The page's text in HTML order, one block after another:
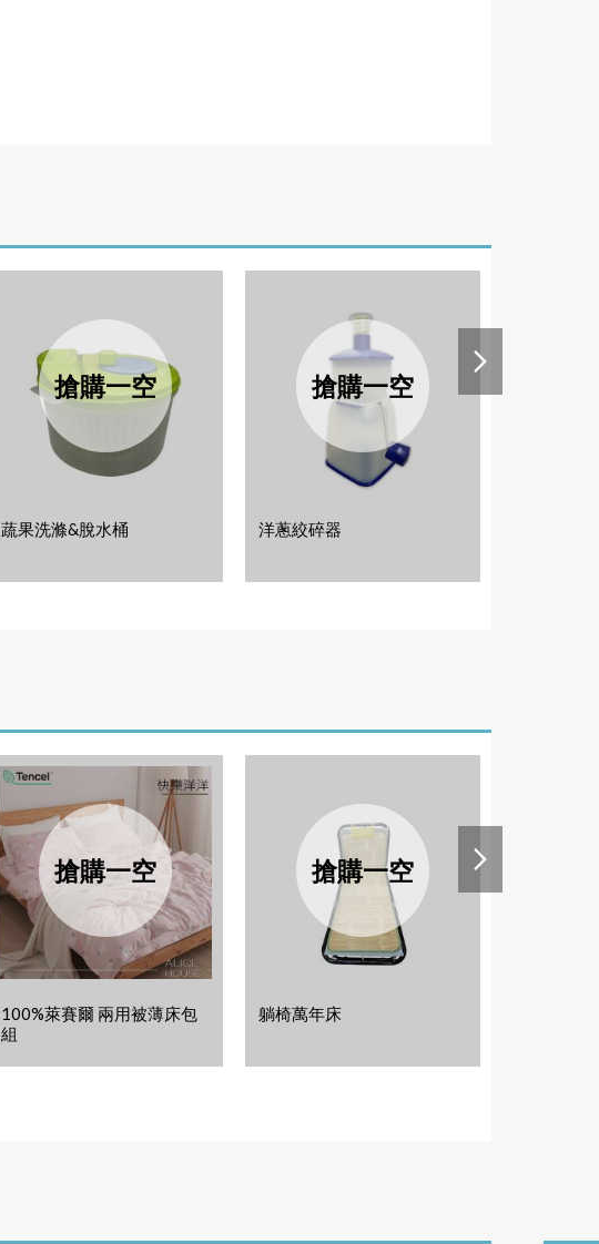
搶購一空
蔬果洗滌&脫水桶
搶購一空
洋蔥絞碎器
搶購一空
100%萊賽爾 兩用被薄床包
組
搶購一空
躺椅萬年床